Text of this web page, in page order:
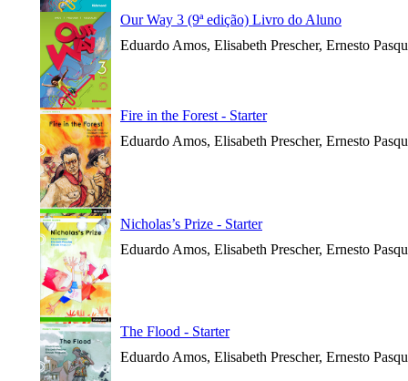
Our Way 3 (9ª edição) Livro do Aluno
Eduardo Amos, Elisabeth Prescher, Ernesto
Fire in the Forest - Starter
Eduardo Amos, Elisabeth Prescher, Ernesto
Nicholas’s Prize - Starter
Eduardo Amos, Elisabeth Prescher, Ernesto
The Flood - Starter
Eduardo Amos, Elisabeth Prescher, Ernesto